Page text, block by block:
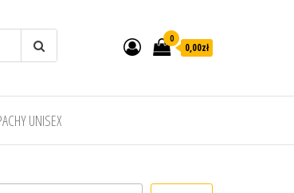
0
0,00zł
UNISEX